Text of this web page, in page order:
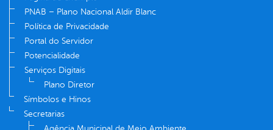
PNAB – Plano Nacional Aldir Blanc
Política de Privacidade
Portal do Servidor
Potencialidade
Serviços Digitais
Plano Diretor
Símbolos e Hinos
Secretarias